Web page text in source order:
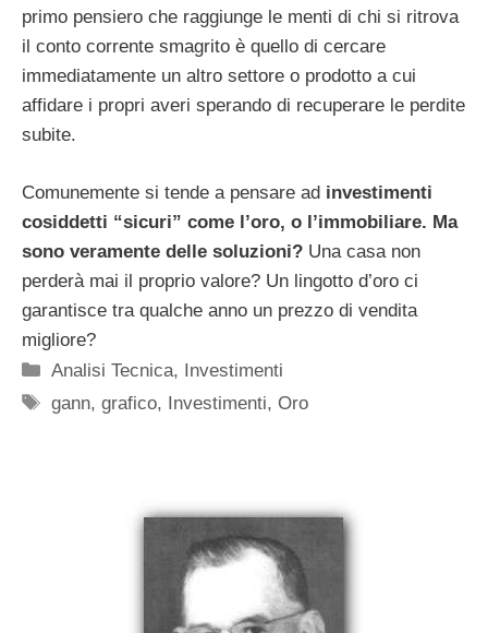
primo pensiero che raggiunge le menti di chi si ritrova
il conto corrente smagrito è quello di cercare
immediatamente un altro settore o prodotto a cui
affidare i propri averi sperando di recuperare le perdite
subite.
Comunemente si tende a pensare ad investimenti
cosiddetti “sicuri” come l’oro, o l’immobiliare. Ma
sono veramente delle soluzioni? Una casa non
perderà mai il proprio valore? Un lingotto d’oro ci
garantisce tra qualche anno un prezzo di vendita
migliore?
Categorie
Analisi Tecnica, Investimenti
Tag
gann,grafico, Investimenti,Oro